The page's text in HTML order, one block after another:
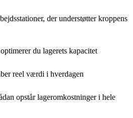
der understøtter kroppens
du lagerets kapacitet
reel værdi i hverdagen
opstår lageromkostninger i hele